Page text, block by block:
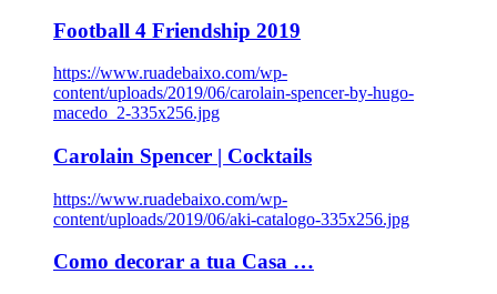
Football 4 Friendship 2019
https://www.ruadebaixo.com/wp-
content/uploads/2019/06/carolain-spencer-by-hugo-
macedo_2-335x256.jpg
Carolain Spencer | Cocktails
https://www.ruadebaixo.com/wp-
content/uploads/2019/06/aki-catalogo-335x256.jpg
Como decorar a tua Casa …